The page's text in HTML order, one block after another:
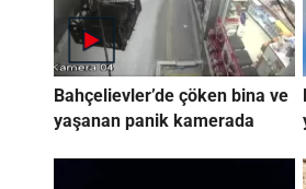
Bahçelievler’de çöken bina ve
yaşanan panik kamerada